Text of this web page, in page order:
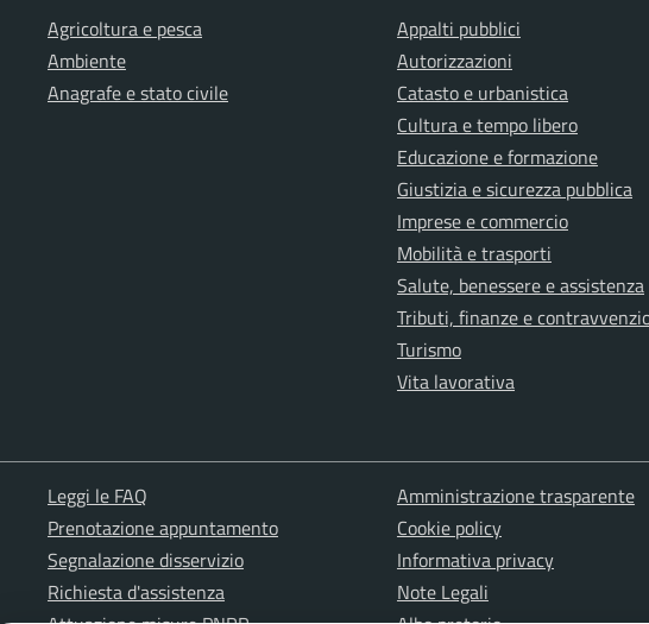
Agricoltura e pesca
Ambiente
Anagrafe e stato civile
Appalti pubblici
Autorizzazioni
Catasto e urbanistica
Cultura e tempo libero
Educazione e formazione
Giustizia e sicurezza pubblica
Imprese e commercio
Mobilità e trasporti
Salute, benessere e assistenza
Tributi, finanze e
Turismo
Vita lavorativa
Leggi le FAQ
Prenotazione appuntamento
Segnalazione disservizio
Richiesta d'assistenza
Amministrazione trasparente
Cookie policy
Informativa privacy
Note Legali